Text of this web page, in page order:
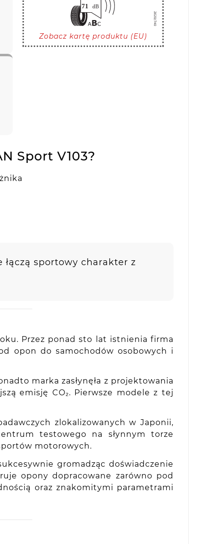
Zobacz kartę produktu (EU)
Sport V103?
sportowy charakter z
Przez ponad sto lat istnienia firma
opon do samochodów osobowych i
marka zasłynęła z projektowania
emisję CO₂. Pierwsze modele z tej
zlokalizowanych w Japonii,
testowego na słynnym torze
motorowych.
gromadząc doświadczenie
opony dopracowane zarówno pod
oraz znakomitymi parametrami